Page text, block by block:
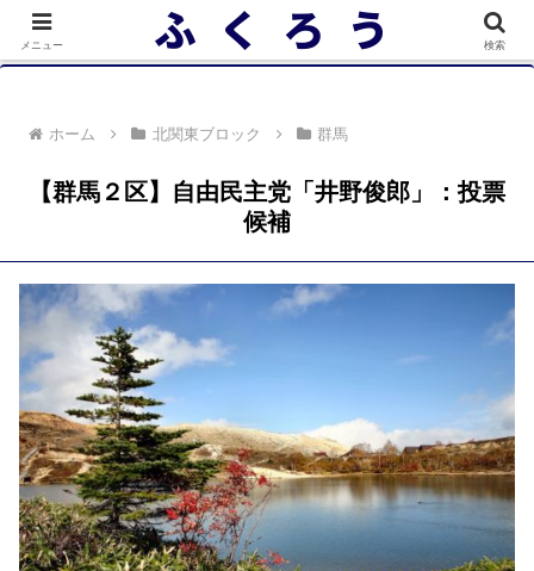
落選者一覧 政党別 (2/10)
ホーム 北関東ブロック 群馬
【群馬２区】自由民主党「井野俊郎」：投票
候補
メニュー 検索